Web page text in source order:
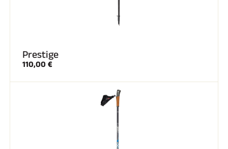
SKI DE FOND
Prestige
110,00 €